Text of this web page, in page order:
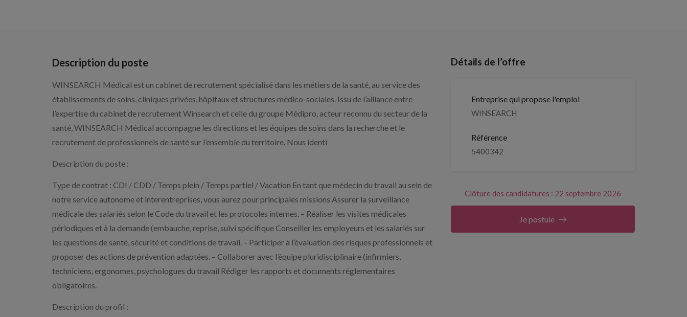
Description du poste
WINSEARCH Médical est un cabinet de recrutement spécialisé dans les métiers de la santé, au service des
établissements de soins, cliniques privées, hôpitaux et structures médico-sociales. Issu de l’alliance entre
l’expertise du cabinet de recrutement Winsearch et celle du groupe Médipro, acteur reconnu du secteur de la
santé, WINSEARCH Médical accompagne les directions et les équipes de soins dans la recherche et le
recrutement de professionnels de santé sur l’ensemble du territoire. Nous identi
Description du poste :
Type de contrat : CDI / CDD / Temps plein / Temps partiel / Vacation En tant que médecin du travail au sein de
notre service autonome et interentreprises, vous aurez pour principales missions Assurer la surveillance
médicale des salariés selon le Code du travail et les protocoles internes. – Réaliser les visites médicales
périodiques et à la demande (embauche, reprise, suivi spécifique Conseiller les employeurs et les salariés sur
les questions de santé, sécurité et conditions de travail. – Participer à l’évaluation des risques professionnels et
proposer des actions de prévention adaptées. – Collaborer avec l’équipe pluridisciplinaire (infirmiers,
techniciens, ergonomes, psychologues du travail Rédiger les rapports et documents réglementaires
obligatoires.
Description du profil :
Détails de l’offre
Entreprise qui propose l'emploi
WINSEARCH
Référence
5400342
Clôture des candidatures : 22 septembre 2026
Je postule